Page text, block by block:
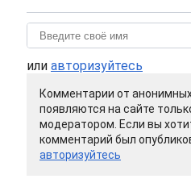
или авторизуйтесь
Комментарии от
появляются на сайте
модератором. Если вы
комментарий был
авторизуйтесь